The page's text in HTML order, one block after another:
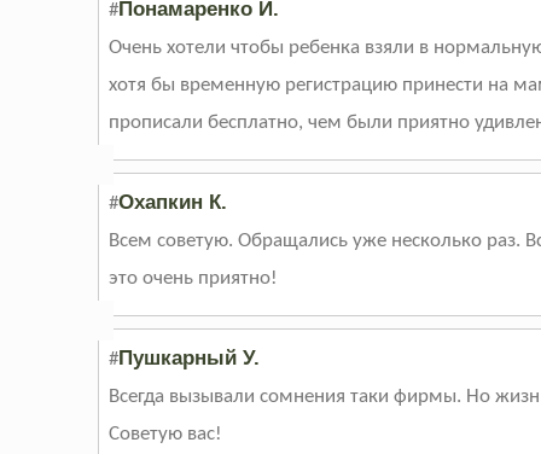
#Понамаренко И.
Очень хотели чтобы ребенка взяли в
хотя бы временную регистрацию принести на
прописали бесплатно, чем были приятно
#Охапкин К.
Всем советую. Обращались уже несколько раз.
это очень приятно!
#Пушкарный У.
Всегда вызывали сомнения таки фирмы. Но
Советую вас!